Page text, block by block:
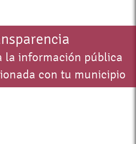
la información pública
con tu municipio